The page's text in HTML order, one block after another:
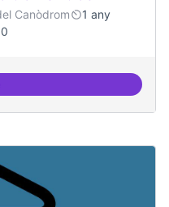
Canòdrom
1 any
0
de rebuda de demandes